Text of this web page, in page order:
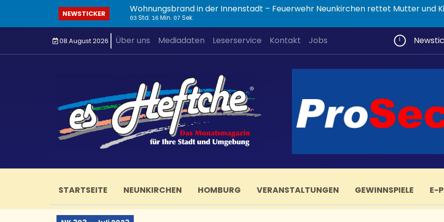
NEWSTICKER Wohnungsbrand in der Innenstadt – Feuerwehr Neunkirchen rettet Mutter und
03 Std. 16 Min. 08 Sek.
08.August 2026 Über uns Mediadaten Leserservice Kontakt Jobs
STARTSEITE NEUNKIRCHEN HOMBURG VERANSTALTUNGEN GEWINNSPIELE E-